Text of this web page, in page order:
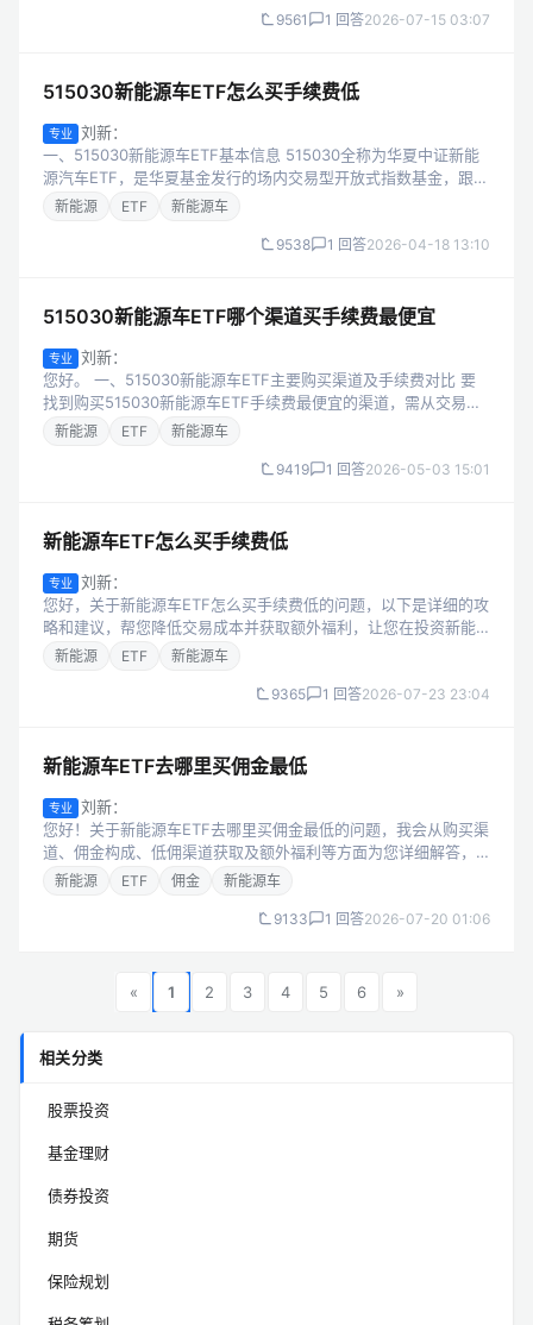
9561 1 回答2026-07-15 03:07
515030新能源车ETF怎么买手续费低
专业
刘新：
一、515030新能源车ETF基本信息 515030全称为华夏中证新能
源汽车ETF，是华夏基金发行的场内交易型开放式指数基金，跟踪
中证新能源汽车指数。该指数覆盖新能源汽车产业链核心环节，
新能源 ETF 新能源车
9538 1 回答2026-04-18 13:10
515030新能源车ETF哪个渠道买手续费最便宜
专业
刘新：
您好。 一、515030新能源车ETF主要购买渠道及手续费对比 要
找到购买515030新能源车ETF手续费最便宜的渠道，需从交易成
本和操作灵活性两个维度综合分析，以下是三大主流渠道的详细
新能源 ETF 新能源车
9419 1 回答2026-05-03 15:01
新能源车ETF怎么买手续费低
专业
刘新：
您好，关于新能源车ETF怎么买手续费低的问题，以下是详细的攻
略和建议，帮您降低交易成本并获取额外福利，让您在投资新能
源车ETF时更省心、更省钱。 一、新能源车ETF交易手续费的核
新能源 ETF 新能源车
9365 1 回答2026-07-23 23:04
新能源车ETF去哪里买佣金最低
专业
刘新：
您好！关于新能源车ETF去哪里买佣金最低的问题，我会从购买渠
道、佣金构成、低佣渠道获取及额外福利等方面为您详细解答，
帮助您找到最划算的交易方式。 新能源车ETF购买渠道及佣金构
新能源 ETF 佣金 新能源车
9133 1 回答2026-07-20 01:06
« 1 2 3 4 5 6 »
相关分类
股票投资
基金理财
债券投资
期货
保险规划